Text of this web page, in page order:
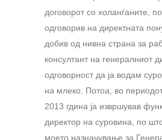
договорот со холанѓаните,
одговорив на директната
добив од нивна страна за
консултант на генералниот
одговорност да ја водам
на млеко. Потоа, во
2013 гдина ја извршував
директор на суровина, по
моето назначување за